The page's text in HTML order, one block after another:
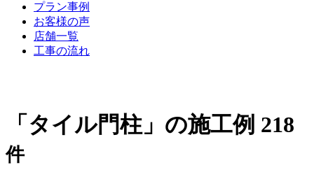
プラン事例
お客様の声
店舗一覧
工事の流れ
「タイル門柱」の施工例 218
件